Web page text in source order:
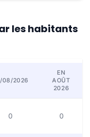
les habitants
08/2026
EN
AOÛT
2026
0 0